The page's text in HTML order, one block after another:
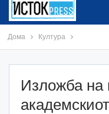
Дома Култура
Изложба на